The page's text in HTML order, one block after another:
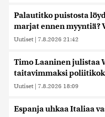
Palautitko puistosta
marjat ennen myyntiä?
Uutiset | 7.8.2026 21:42
Timo Laaninen julistaa
taitavimmaksi
Uutiset | 7.8.2026 18:09
Espanja uhkaa Italiaa